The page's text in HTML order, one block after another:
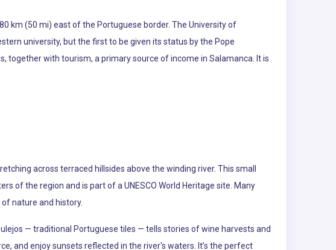
km (50 mi) east of the Portuguese border. The University of
university, but the first to be given its status by the Pope
together with tourism, a primary source of income in Salamanca. It is
across terraced hillsides above the winding river. This small
of the region and is part of a UNESCO World Heritage site. Many
nature and history.
— traditional Portuguese tiles — tells stories of wine harvests and
and enjoy sunsets reflected in the river's waters. It’s the perfect